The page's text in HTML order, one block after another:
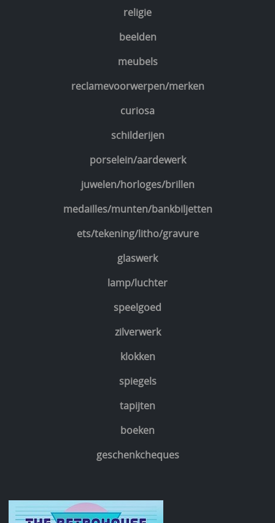
religie
beelden
meubels
reclamevoorwerpen/merken
curiosa
schilderijen
porselein/aardewerk
juwelen/horloges/brillen
medailles/munten/bankbiljetten
ets/tekening/litho/gravure
glaswerk
lamp/luchter
speelgoed
zilverwerk
klokken
spiegels
tapijten
boeken
geschenkcheques